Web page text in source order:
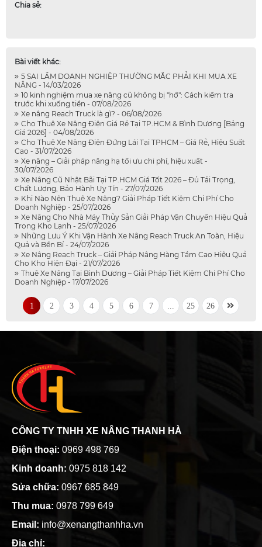
Chia sẻ:
Bài viết khác:
5 SAI LẦM DOANH NGHIỆP THƯỜNG MẮC PHẢI KHI MUA XE
NÂNG - 14/03/2026
10 kinh nghiệm mua xe nâng cũ không bị "hớ": Cách kiểm tra
trước khi xuống tiền - 07/08/2026
Xe nâng Reach Truck là gì? - 06/08/2026
Cho Thuê Xe Nâng Điện Giá Rẻ Tại TP.HCM & Bình Dương [Bảng
Giá 2026] - 04/08/2026
Cho Thuê Xe Nâng Điện Đứng Lái Tại TPHCM – Giá Rẻ, Hiệu Suất
Cao - 31/07/2026
Xe nâng – Giải pháp nâng hạ tối ưu chi phí, hiệu xuất -
30/07/2026
Xe Nâng Cũ Nhật Bãi Tại TP.HCM Giá Tốt 2026 – Đủ Tải Trọng,
Chất Lượng, Bảo Hành Uy Tín - 27/07/2026
Khi Nào Nên Thuê Xe Nâng? Giải Pháp Tiết Kiệm Chi Phí Cho
Doanh Nghiệp - 25/07/2026
Xe Nâng Cho Nhà Máy Thủy Sản Giải Pháp Vận Chuyển Hiệu Quả
Trong Kho Lạnh - 25/07/2026
Những Lưu Ý Khi Vận Hành Xe Nâng Reach Truck An Toàn, Hiệu
Quả và Bền Bỉ - 24/07/2026
Xe Nâng Reach Truck – Giải Pháp Nâng Hàng Tầm Cao Hiệu Quả
Cho Kho Hiện Đại - 21/07/2026
Thuê Xe Nâng Tại Bình Dương – Giải Pháp Tiết Kiệm Chi Phí Cho
Doanh Nghiệp - 17/07/2026
1 2 3 4 5 6 7 25 26
CÔNG TY TNHH XE NÂNG THANH HÀ
Điện thoại: 0969 498 769
Kinh doanh: 0975 818 142
Sửa chữa: 0967 685 849
Thu mua: 0978 799 649
Email: info@xenangthanhha.vn
Địa chỉ: